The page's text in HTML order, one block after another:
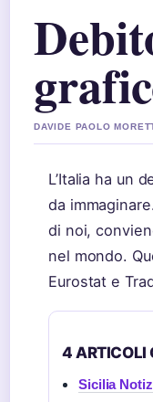
DAVIDE PAOLO
L’Italia ha un
da
di noi,
nel mondo.
Eurostat e
4 ARTICOLI
Sicilia